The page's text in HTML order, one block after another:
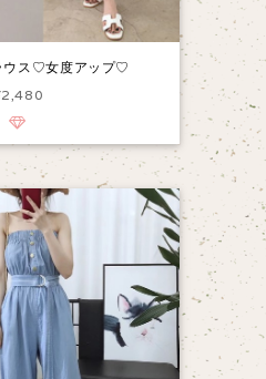
ウス♡女度アップ♡